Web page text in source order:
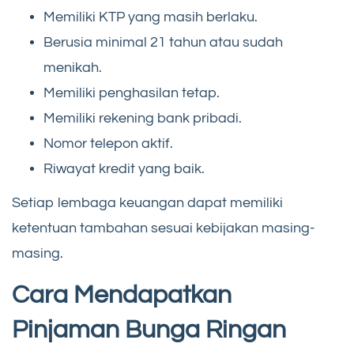
Memiliki KTP yang masih berlaku.
Berusia minimal 21 tahun atau sudah
menikah.
Memiliki penghasilan tetap.
Memiliki rekening bank pribadi.
Nomor telepon aktif.
Riwayat kredit yang baik.
Setiap lembaga keuangan dapat memiliki
ketentuan tambahan sesuai kebijakan masing-
masing.
Cara Mendapatkan
Pinjaman Bunga Ringan